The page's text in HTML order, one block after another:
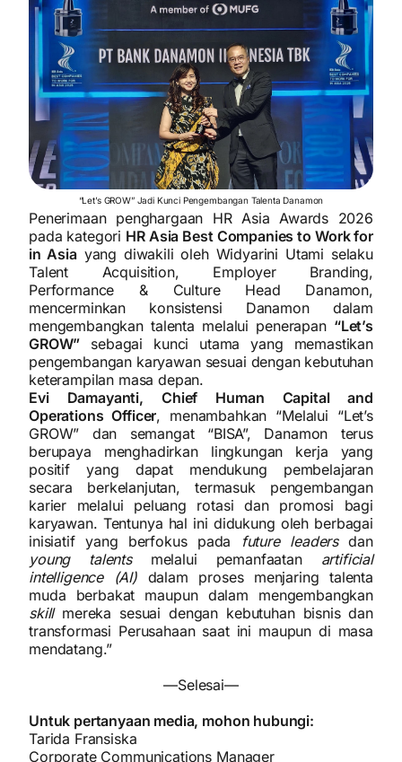
“Let’s GROW” Jadi Kunci Pengembangan Talenta Danamon
Penerimaan penghargaan HR Asia Awards 2026
pada kategori HR Asia Best Companies to Work for
in Asiayang diwakili oleh Widyarini Utami selaku
Talent Acquisition, Employer Branding,
Performance & Culture Head Danamon,
mencerminkan konsistensi Danamon dalam
mengembangkan talenta melalui penerapan “Let’s
GROW” sebagai kunci utama yang memastikan
pengembangan karyawan sesuai dengan kebutuhan
keterampilan masa depan.
Evi Damayanti, Chief Human Capital and
Operations Officer, menambahkan “Melalui “Let’s
GROW” dan semangat “BISA”, Danamon terus
berupaya menghadirkan lingkungan kerja yang
positif yang dapat mendukung pembelajaran
secara berkelanjutan, termasuk pengembangan
karier melalui peluang rotasi dan promosi bagi
karyawan. Tentunya hal ini didukung oleh berbagai
inisiatif yang berfokus pada
future leadersdan
young talentsmelalui pemanfaatan artificial
intelligence (AI) dalam proses menjaring talenta
muda berbakat maupun dalam mengembangkan
skillmereka sesuai dengan kebutuhan bisnis dan
transformasi Perusahaan saat ini maupun di masa
mendatang.”
—Selesai—
Untuk pertanyaan media, mohon hubungi:
Tarida Fransiska
Corporate Communications Manager